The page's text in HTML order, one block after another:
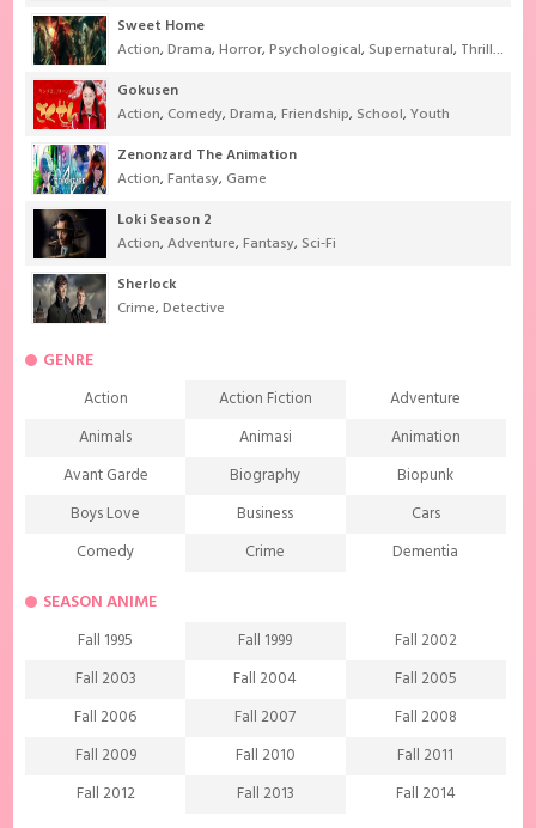
Sweet Home
Action,Drama,Horror,Psychological, Supernatural, Thriller
Gokusen
Action, Comedy,Drama,Friendship, School,Youth
Zenonzard The Animation
Action,Fantasy, Game
Loki Season 2
Action,Adventure,Fantasy, Sci-Fi
Sherlock
Crime,Detective
GENRE
Action Action Fiction
Adventure
Animals
Animasi
Animation
Avant Garde
Biography
Biopunk
Boys Love
Business
Cars
Comedy
Crime
Dementia
Demons
Drama
Ecchi
Extreme sports
Family
Fantasy
Food
Friendship
Game
Gourmet
Harem
Historical
History
Horror
Investigation
Josei
SEASON ANIME
Fall 1995 Fall 1999
Fall 2002
Fall 2003
Fall 2004
Fall 2005
Fall 2006
Fall 2007
Fall 2008
Fall 2009
Fall 2010
Fall 2011
Fall 2012
Fall 2013
Fall 2014